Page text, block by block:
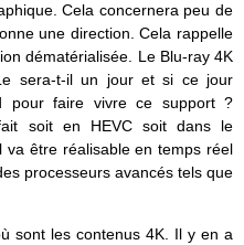
Cela concernera peu de
une direction. Cela rappelle
dématérialisée. Le Blu-ray 4K
sera-t-il un jour et si ce jour
pour faire vivre ce support ?
soit en HEVC soit dans le
être réalisable en temps réel
processeurs avancés tels que
sont les contenus 4K. Il y en a